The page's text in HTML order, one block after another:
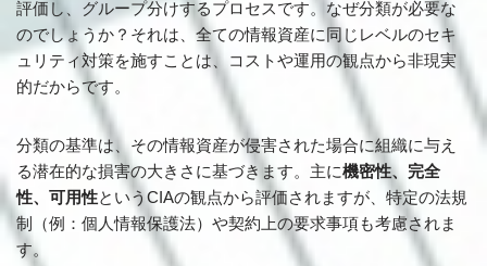
評価し、グループ分けするプロセスです。なぜ分類が必要な
のでしょうか？それは、全ての情報資産に同じレベルのセキ
ュリティ対策を施すことは、コストや運用の観点から非現実
的だからです。
分類の基準は、その情報資産が侵害された場合に組織に与え
る潜在的な損害の大きさに基づきます。主に機密性、完全
性、可用性というCIAの観点から評価されますが、特定の法規
制（例：個人情報保護法）や契約上の要求事項も考慮されま
す。